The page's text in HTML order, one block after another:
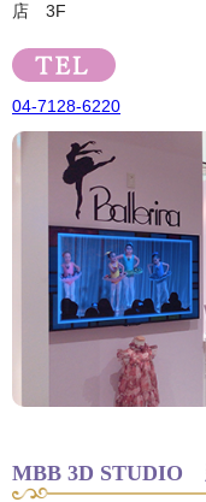
店 3F
04-7128-6220
MBB 3D STUDIO